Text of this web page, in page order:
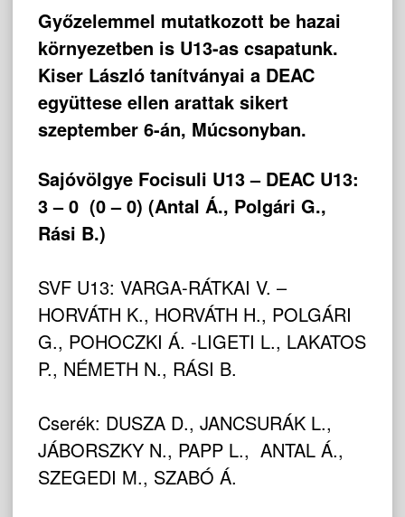
Győzelemmel mutatkozott be hazai
környezetben is U13-as csapatunk.
Kiser László tanítványai a DEAC
együttese ellen arattak sikert
szeptember 6-án, Múcsonyban.
Sajóvölgye Focisuli U13 – DEAC U13:
3 – 0 (0 – 0) (Antal Á., Polgári G.,
Rási B.)
SVF U13: VARGA-RÁTKAI V. –
HORVÁTH K., HORVÁTH H., POLGÁRI
G., POHOCZKI Á. -LIGETI L., LAKATOS
P., NÉMETH N., RÁSI B.
Cserék: DUSZA D., JANCSURÁK L.,
JÁBORSZKY N., PAPP L., ANTAL Á.,
SZEGEDI M., SZABÓ Á.